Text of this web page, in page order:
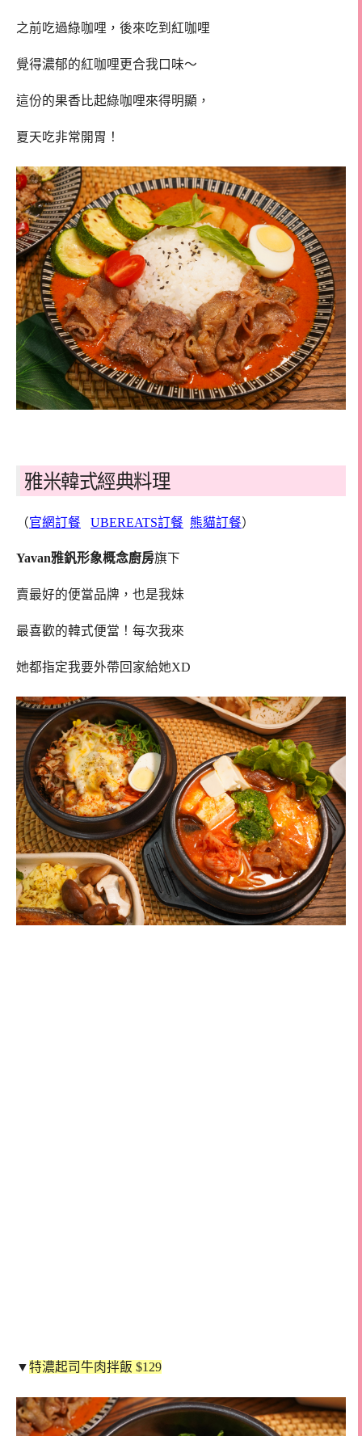
之前吃過綠咖哩，後來吃到紅咖哩
覺得濃郁的紅咖哩更合我口味～
這份的果香比起綠咖哩來得明顯，
夏天吃非常開胃！
雅米韓式經典料理
（官網訂餐 UBEREATS訂餐 熊貓訂餐）
Yavan雅釩形象概念廚房旗下
賣最好的便當品牌，也是我妹
最喜歡的韓式便當！每次我來
她都指定我要外帶回家給她XD
▼特濃起司牛肉拌飯 $129